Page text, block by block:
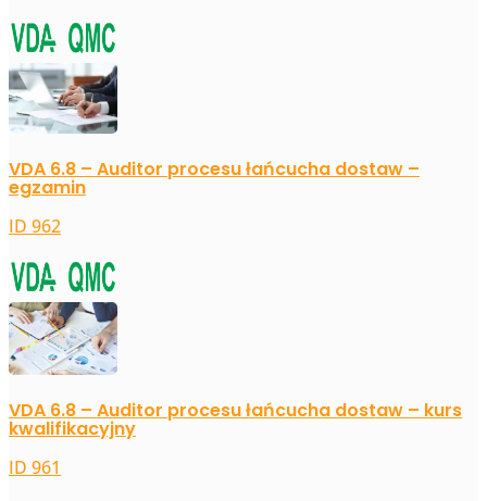
VDA 6.8 – Auditor procesu łańcucha dostaw –
egzamin
ID 962
VDA 6.8 – Auditor procesu łańcucha dostaw – kurs
kwalifikacyjny
ID 961